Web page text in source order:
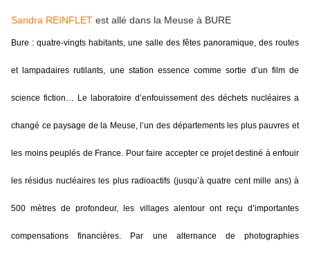
Sandra REINFLET est allé dans la Meuse à BURE
Bure : quatre-vingts habitants, une salle des fêtes panoramique, des routes
et lampadaires rutilants, une station essence comme sortie d’un film de
science fiction… Le laboratoire d’enfouissement des déchets nucléaires a
changé ce paysage de la Meuse, l’un des départements les plus pauvres et
les moins peuplés de France. Pour faire accepter ce projet destiné à enfouir
les résidus nucléaires les plus radioactifs (jusqu’à quatre cent mille ans) à
500 mètres de profondeur, les villages alentour ont reçu d’importantes
compensations financières. Par une alternance de photographies